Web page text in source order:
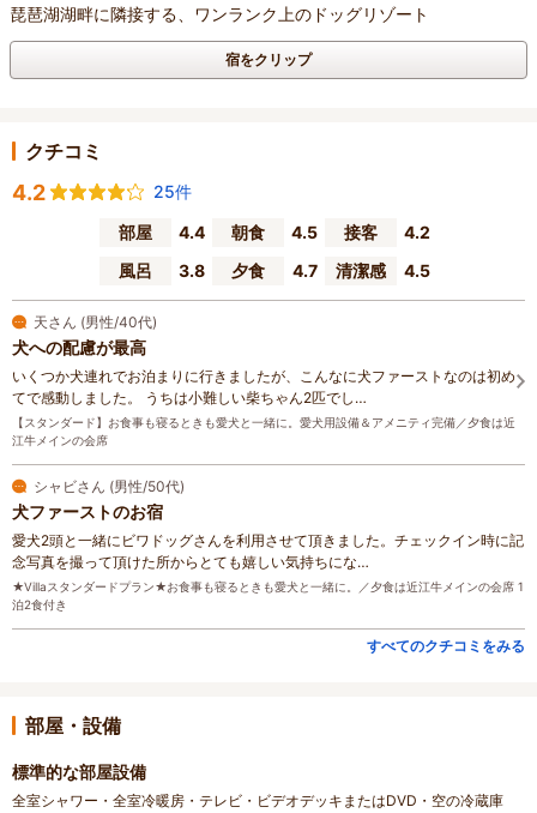
琵琶湖湖畔に隣接する、ワンランク上のドッグリゾート
宿をクリップ
クチコミ
4.2
25件
部屋
4.4 朝食 4.5 接客
4.2
風呂
3.8 夕食 4.7 清潔感 4.5
天さん (男性/40代)
犬への配慮が最高
いくつか犬連れでお泊まりに行きましたが、こんなに犬ファーストなのは初め
てで感動しました。 うちは小難しい柴ちゃん2匹でし…
【スタンダード】お食事も寝るときも愛犬と一緒に。愛犬用設備＆アメニティ完備／夕食は近
江牛メインの会席
シャビさん (男性/50代)
犬ファーストのお宿
愛犬2頭と一緒にビワドッグさんを利用させて頂きました。チェックイン時に記
念写真を撮って頂けた所からとても嬉しい気持ちにな…
★Villaスタンダードプラン★お食事も寝るときも愛犬と一緒に。／夕食は近江牛メインの会席 1
泊2食付き
すべてのクチコミをみる
部屋・設備
標準的な部屋設備
全室シャワー・全室冷暖房・テレビ・ビデオデッキまたはDVD・空の冷蔵庫